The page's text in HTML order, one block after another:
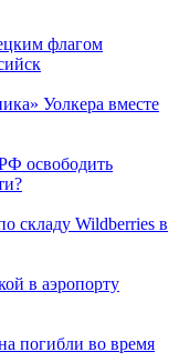
флагом
Уолкера вместе
освободить
складу Wildberries в
в аэропорту
погибли во время